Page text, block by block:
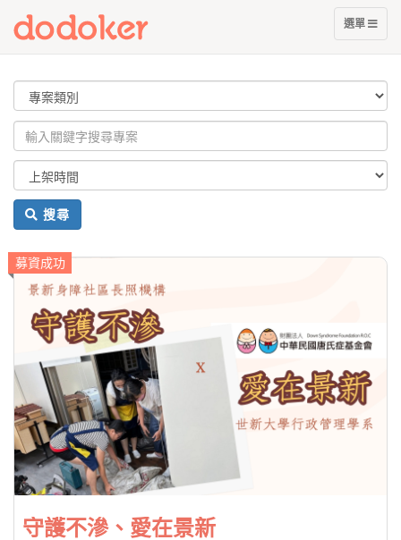
展
開
選
選單
搜尋
募資成功
守護不滲、愛在景新